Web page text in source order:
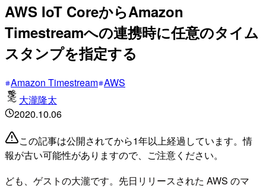
AWS IoT CoreからAmazon
Timestreamへの連携時に任意のタイム
スタンプを指定する
Amazon Timestream AWS
大瀧隆太
2020.10.06
この記事は公開されてから1年以上経過しています。情
報が古い可能性がありますので、ご注意ください。
ども、ゲストの大瀧です。先日リリースされた AWS のマ